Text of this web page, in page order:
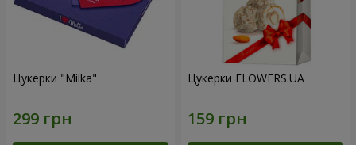
Цукерки "Milka" Цукерки FLOWERS.UA